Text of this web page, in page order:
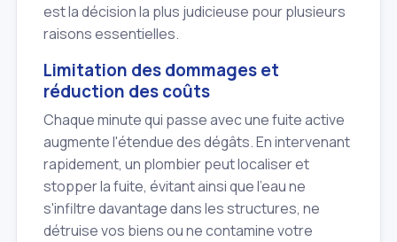
est la décision la plus judicieuse pour plusieurs
raisons essentielles.
Limitation des dommages et
réduction des coûts
Chaque minute qui passe avec une fuite active
augmente l'étendue des dégâts. En intervenant
rapidement, un plombier peut localiser et
stopper la fuite, évitant ainsi que l'eau ne
s'infiltre davantage dans les structures, ne
détruise vos biens ou ne contamine votre